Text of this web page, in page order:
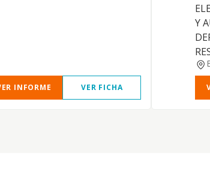
INFORME VER FICHA
Y